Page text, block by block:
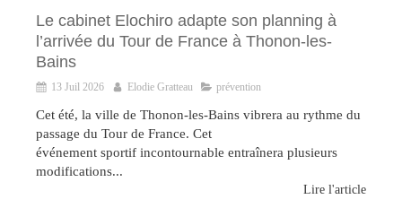
Le cabinet Elochiro adapte son planning à
l’arrivée du Tour de France à Thonon-les-
Bains
13 Juil 2026 Elodie Gratteau prévention
Cet été, la ville de Thonon-les-Bains vibrera au rythme du
passage du Tour de France. Cet
événement sportif incontournable entraînera plusieurs
modifications...
Lire l'article